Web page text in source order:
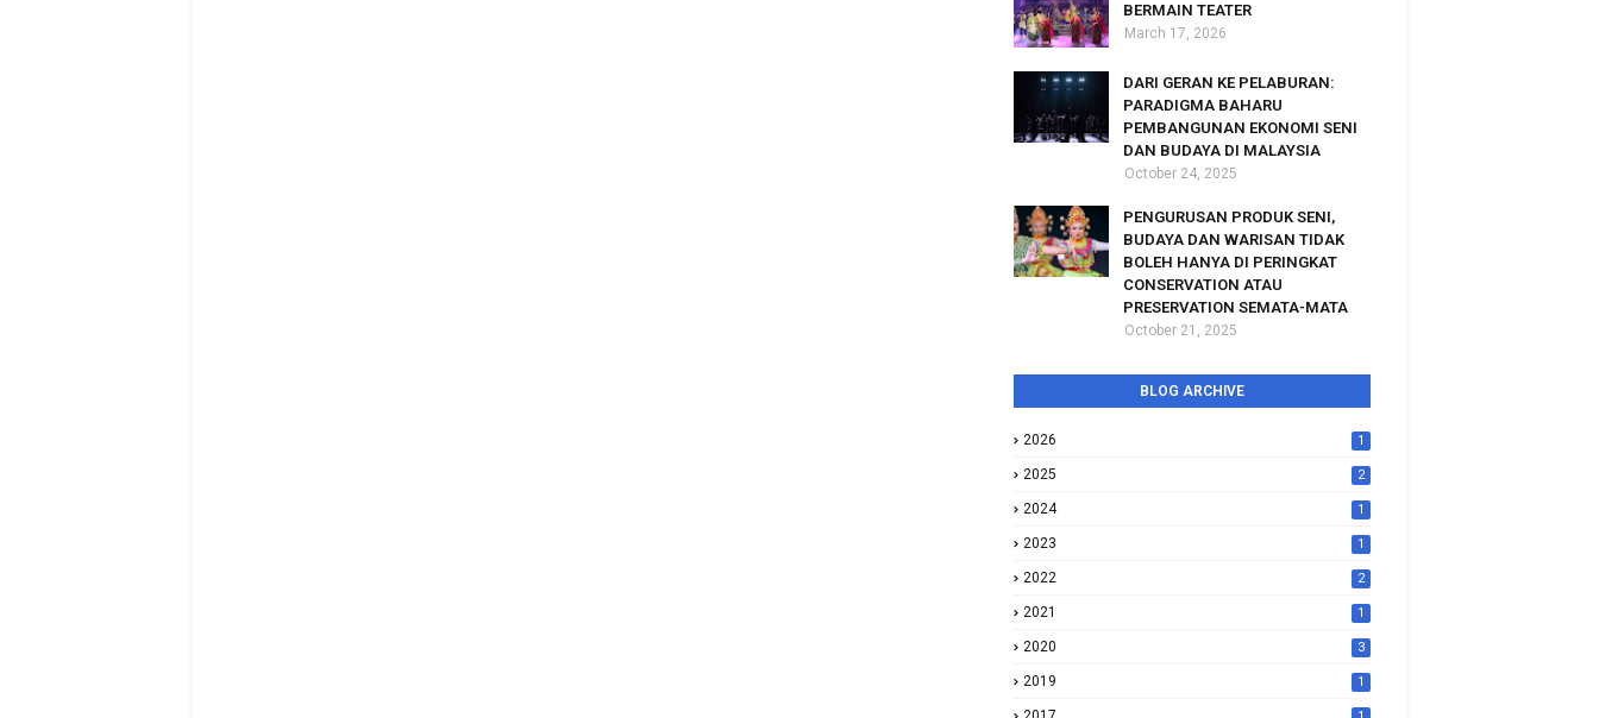
BERMAIN TEATER
March 17, 2026
DARI GERAN KE PELABURAN:
PARADIGMA BAHARU
PEMBANGUNAN EKONOMI SENI
DAN BUDAYA DI MALAYSIA
October 24, 2025
PENGURUSAN PRODUK SENI,
BUDAYA DAN WARISAN TIDAK
BOLEH HANYA DI PERINGKAT
CONSERVATION ATAU
PRESERVATION SEMATA-MATA
October 21, 2025
BLOG ARCHIVE
2026 1
2025 2
2024 1
2023 1
2022 2
2021 1
2020 3
2019 1